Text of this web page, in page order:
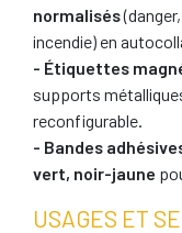
normalisés
incendie) en
- Étiquettes
supports
reconfigurable.
- Bandes
vert, noir-jaune
USAGES ET